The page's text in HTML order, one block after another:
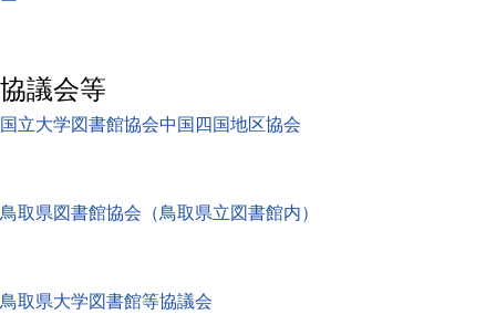
協議会等
国立大学図書館協会中国四国地区協会
鳥取県図書館協会（鳥取県立図書館内）
鳥取県大学図書館等協議会